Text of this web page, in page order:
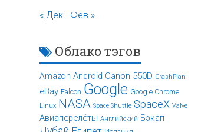
« Дек Фев »
Облако тэгов
Amazon Android Canon 550D CrashPlan
eBay Falcon Google Google Chrome
Linux NASA Space Shuttle SpaceX Valve
Авиаперелёты Английский Бэкап